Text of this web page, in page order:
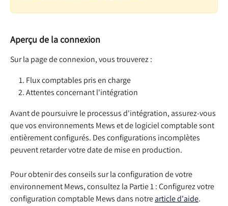
Aperçu de la connexion
Sur la page de connexion, vous trouverez :
Flux comptables pris en charge
Attentes concernant l'intégration
Avant de poursuivre le processus d'intégration, assurez-vous
que vos environnements Mews et de logiciel comptable sont
entièrement configurés. Des configurations incomplètes
peuvent retarder votre date de mise en production.
Pour obtenir des conseils sur la configuration de votre
environnement Mews, consultez la Partie 1 : Configurez votre
configuration comptable Mews dans notre article d'aide.